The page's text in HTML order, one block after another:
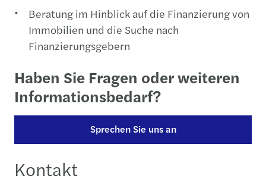
Beratung im Hinblick auf die Finanzierung von
Immobilien und die Suche nach
Finanzierungsgebern
Haben Sie Fragen oder weiteren
Informationsbedarf?
Sprechen Sie uns an
Kontakt